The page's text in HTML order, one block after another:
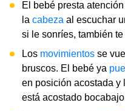
El bebé presta
la cabeza al escuchar
si le sonríes, también
Los movimientos se
bruscos. El bebé ya
en posición acostada y
está acostado